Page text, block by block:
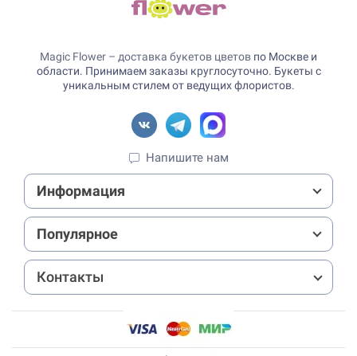
Magic Flower – доставка букетов цветов по Москве и
области. Принимаем заказы круглосуточно. Букеты с
уникальным стилем от ведущих флористов.
Напишите нам
Информация
Популярное
Контакты